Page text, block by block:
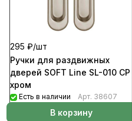
295 ₽/шт
Ручки для раздвижных
дверей SOFT Line SL-010 СР
хром
Есть в наличии Арт. 38607
В корзину